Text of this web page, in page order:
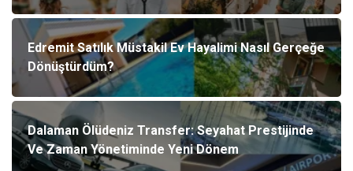
Edremit Satılık Müstakil Ev Hayalimi Nasıl Gerçeğe
Dönüştürdüm?
Dalaman Ölüdeniz Transfer: Seyahat Prestijinde
Ve Zaman Yönetiminde Yeni Dönem